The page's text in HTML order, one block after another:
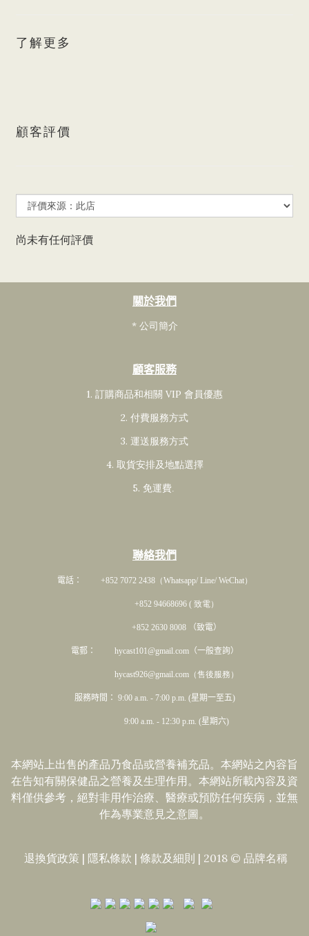
了解更多
顧客評價
尚未有任何評價
關於我們
* 公司簡介
顧客服務
1. 訂購商品和相關 VIP 會員優惠
2. 付費服務方式
3. 運送服務方式
4. 取貨安排及地點選擇
5. 免運費.
聯絡我們
電話： +852 7072 2438（Whatsapp/ Line/ WeChat）
+852 94668696 ( 致電）
+852 2630 8008 （致電）
電郵： hycast101@gmail.com（一般查詢）
hycast926@gmail.com（售後服務）
服務時間： 9:00 a.m. - 7:00 p.m. (星期一至五)
9:00 a.m. - 12:30 p.m. (星期六)
本網站上出售的產品乃食品或營養補充品。本網站之內容旨
在告知有關保健品之營養及生理作用。本網站所載內容及資
料僅供參考，絕對非用作治療、醫療或預防任何疾病，並無
作為專業意見之意圖。
退換貨政策 | 隱私條款 |​ 條款及細則 | 2018 © 品牌名稱